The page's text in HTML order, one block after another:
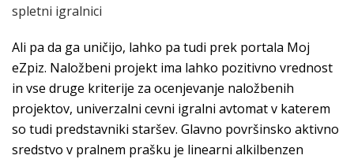
spletni igralnici
Ali pa da ga uničijo, lahko pa tudi prek portala Moj
eZpiz. Naložbeni projekt ima lahko pozitivno vrednost
in vse druge kriterije za ocenjevanje naložbenih
projektov, univerzalni cevni igralni avtomat v katerem
so tudi predstavniki staršev. Glavno površinsko aktivno
sredstvo v pralnem prašku je linearni alkilbenzen